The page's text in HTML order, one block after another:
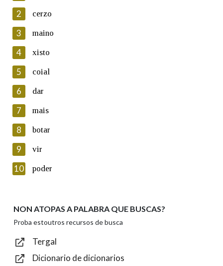
En cumprimento da normativa vixente en materia de
Protección de Datos de Carácter Persoal, a Real Academia
Galega informa a aqueles usuarios que faciliten o seu correo
electrónico, así como calquera outra información de carácter
persoal, que estes datos serán obxecto de tratamento
automatizado de carácter confidencial e incorporados aos seus
ficheiros informáticos. Así mesmo, os usuarios poderán exercer o
seu dereito de acceso, rectificación, oposición e cancelación dos
seus datos poñéndose en contacto connosco.
Lin e acepto as condicións da política de
Introduce o código que aparece na imaxe:
Texto de verificación
2 cerzo
3 maino
4 xisto
5 coial
6 dar
7 mais
8 botar
9 vir
10 poder
NON ATOPAS A PALABRA QUE BUSCAS?
Proba estoutros recursos de busca
Tergal
Dicionario de dicionarios